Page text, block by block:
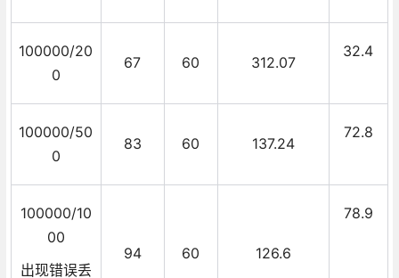
100000/20
0
67 60 312.07
32.4
100000/50
0
83 60 137.24
72.8
100000/10
00
出现错误丢
94 60 126.6
78.9